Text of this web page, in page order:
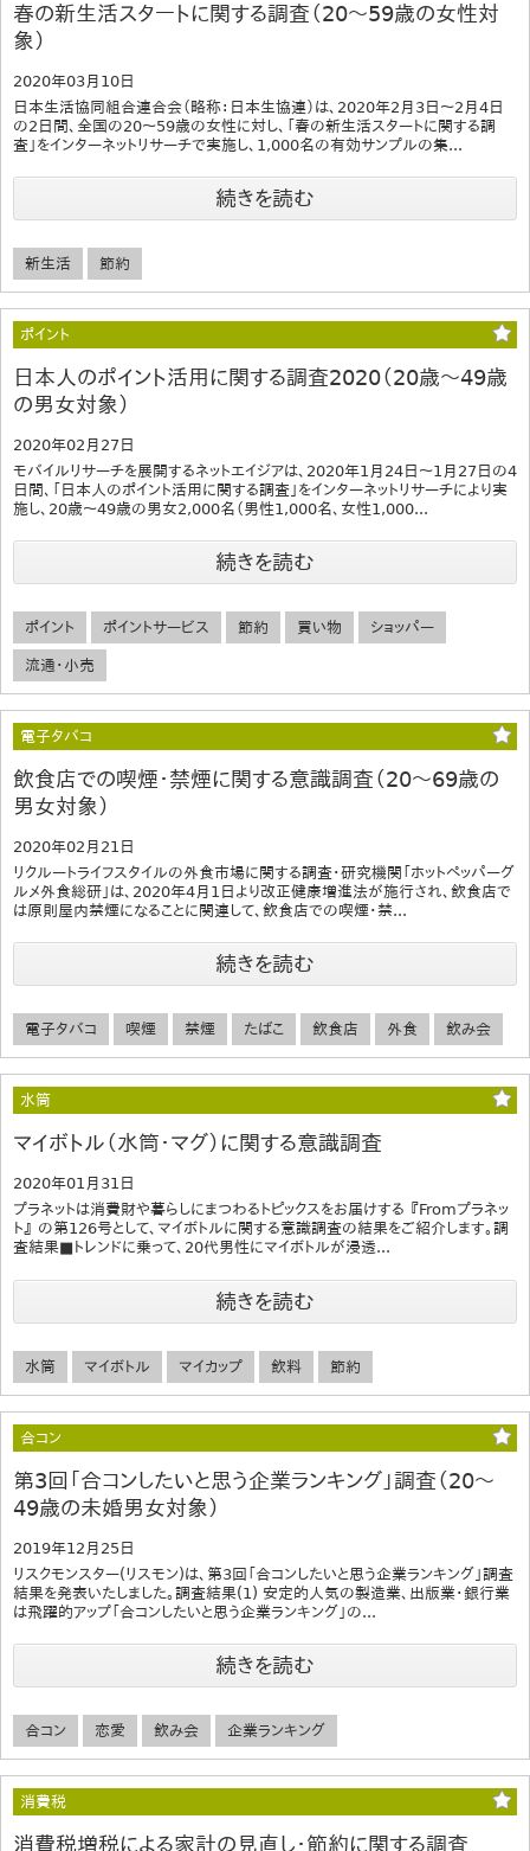
春の新生活スタートに関する調査（20～59歳の女性対
象）
2020年03月10日
日本生活協同組合連合会（略称：日本生協連）は、2020年2月3日～2月4日
の2日間、全国の20～59歳の女性に対し、「春の新生活スタートに関する調
査」をインターネットリサーチで実施し、1,000名の有効サンプルの集...
続きを読む
新生活 節約
ポイント
日本人のポイント活用に関する調査2020（20歳～49歳
の男女対象）
2020年02月27日
モバイルリサーチを展開するネットエイジアは、2020年1月24日～1月27日の4
日間、「日本人のポイント活用に関する調査」をインターネットリサーチにより実
施し、20歳～49歳の男女2,000名（男性1,000名、女性1,000...
続きを読む
ポイント ポイントサービス 節約 買い物 ショッパー
流通・小売
電子タバコ
飲食店での喫煙・禁煙に関する意識調査（20～69歳の
男女対象）
2020年02月21日
リクルートライフスタイルの外食市場に関する調査・研究機関「ホットペッパーグ
ルメ外食総研」は、2020年4月1日より改正健康増進法が施行され、飲食店で
は原則屋内禁煙になることに関連して、飲食店での喫煙・禁...
続きを読む
電子タバコ 喫煙 禁煙 たばこ 飲食店 外食 飲み会
水筒
マイボトル（水筒・マグ）に関する意識調査
2020年01月31日
プラネットは消費財や暮らしにまつわるトピックスをお届けする 『Fromプラネッ
ト』 の第126号として、マイボトルに関する意識調査の結果をご紹介します。調
査結果■トレンドに乗って、20代男性にマイボトルが浸透...
続きを読む
水筒 マイボトル マイカップ 飲料 節約
合コン
第3回「合コンしたいと思う企業ランキング」調査（20～
49歳の未婚男女対象）
2019年12月25日
リスクモンスター(リスモン)は、第3回「合コンしたいと思う企業ランキング」調査
結果を発表いたしました。調査結果(1) 安定的人気の製造業、出版業・銀行業
は飛躍的アップ「合コンしたいと思う企業ランキング」の...
続きを読む
合コン 恋愛 飲み会 企業ランキング
消費税
消費税増税による家計の見直し・節約に関する調査